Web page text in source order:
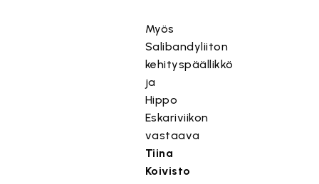
Myös
Salibandyliiton
kehityspäällikkö
ja
Hippo
Eskariviikon
vastaava
Tiina
Koivisto